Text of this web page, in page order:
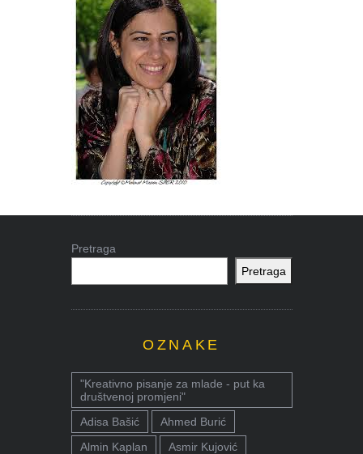
Pretraga
Pretraga
OZNAKE
"Kreativno pisanje za mlade - put ka
društvenoj promjeni"
Adisa Bašić
Ahmed Burić
Almin Kaplan
Asmir Kujović